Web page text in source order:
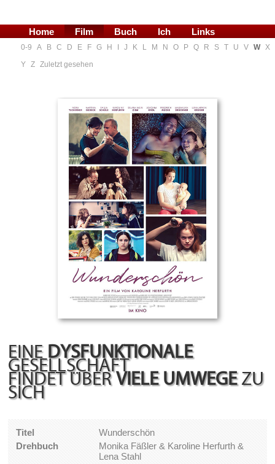
Home Film Buch Ich Links
0-9 A B C D E F G H J K L M N O P Q R S T U V W X
Y Z Zuletzt gesehen
EINE DYSFUNKTIONALE
GESELLSCHAFT
FINDET ÜBER VIELE UMWEGEZU
SICH
Titel
Wunderschön
Drehbuch
Monika Fäßler & Karoline Herfurth &
Lena Stahl